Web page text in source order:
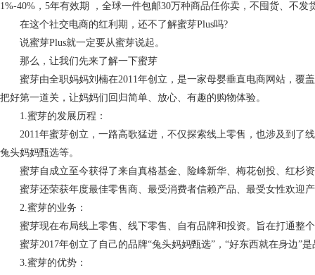
1%-40%，5年有效期 ，全球一件包邮30万种商品任你卖，不囤货、不
在这个社交电商的红利期，还不了解蜜芽Plus吗?
说蜜芽Plus就一定要从蜜芽说起。
那么，让我们先来了解一下蜜芽
蜜芽由全职妈妈刘楠在2011年创立，是一家母婴垂直电商网站，覆
把好第一道关，让妈妈们回归简单、放心、有趣的购物体验。
1.蜜芽的发展历程：
2011年蜜芽创立，一路高歌猛进，不仅探索线上零售，也涉及到了
兔头妈妈甄选等。
蜜芽自成立至今获得了来自真格基金、险峰新华、梅花创投、红杉资
蜜芽还荣获年度最佳零售商、最受消费者信赖产品、最受女性欢迎产
2.蜜芽的业务：
蜜芽现在布局线上零售、线下零售、自有品牌和投资。旨在打通整
蜜芽2017年创立了自己的品牌“兔头妈妈甄选”，“好东西就在身边”是
3.蜜芽的优势：